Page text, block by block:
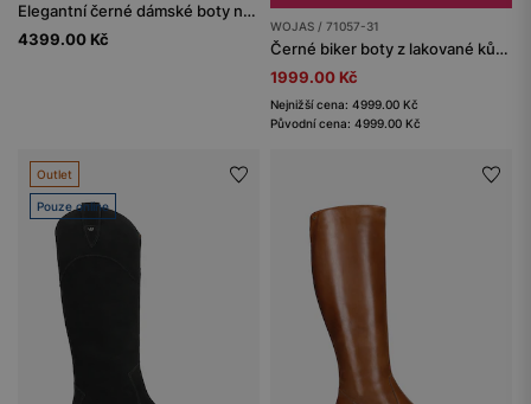
Elegantní černé dámské boty na podpatku
4399.00 Kč
WOJAS / 71057-31
Černé biker boty z lakované kůže Florentic
1999.00 Kč
Nejnižší cena: 4999.00 Kč
Původní cena: 4999.00 Kč
Outlet
Pouze online